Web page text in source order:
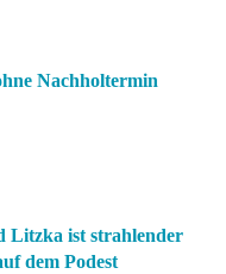
Nachholtermin
Litzka ist strahlender
dem Podest